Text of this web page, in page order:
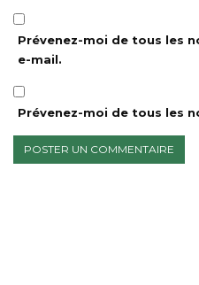
Prévenez-moi de tous les
e-mail.
Prévenez-moi de tous les